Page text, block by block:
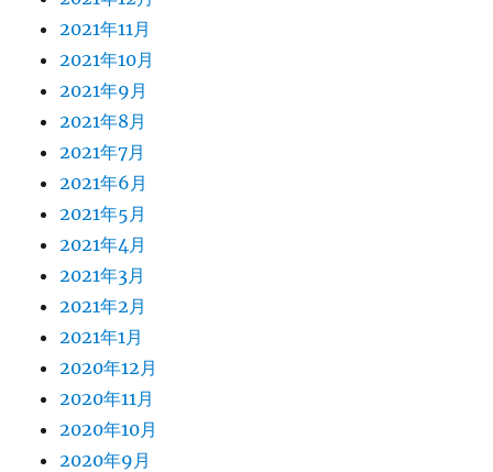
2021年11月
2021年10月
2021年9月
2021年8月
2021年7月
2021年6月
2021年5月
2021年4月
2021年3月
2021年2月
2021年1月
2020年12月
2020年11月
2020年10月
2020年9月